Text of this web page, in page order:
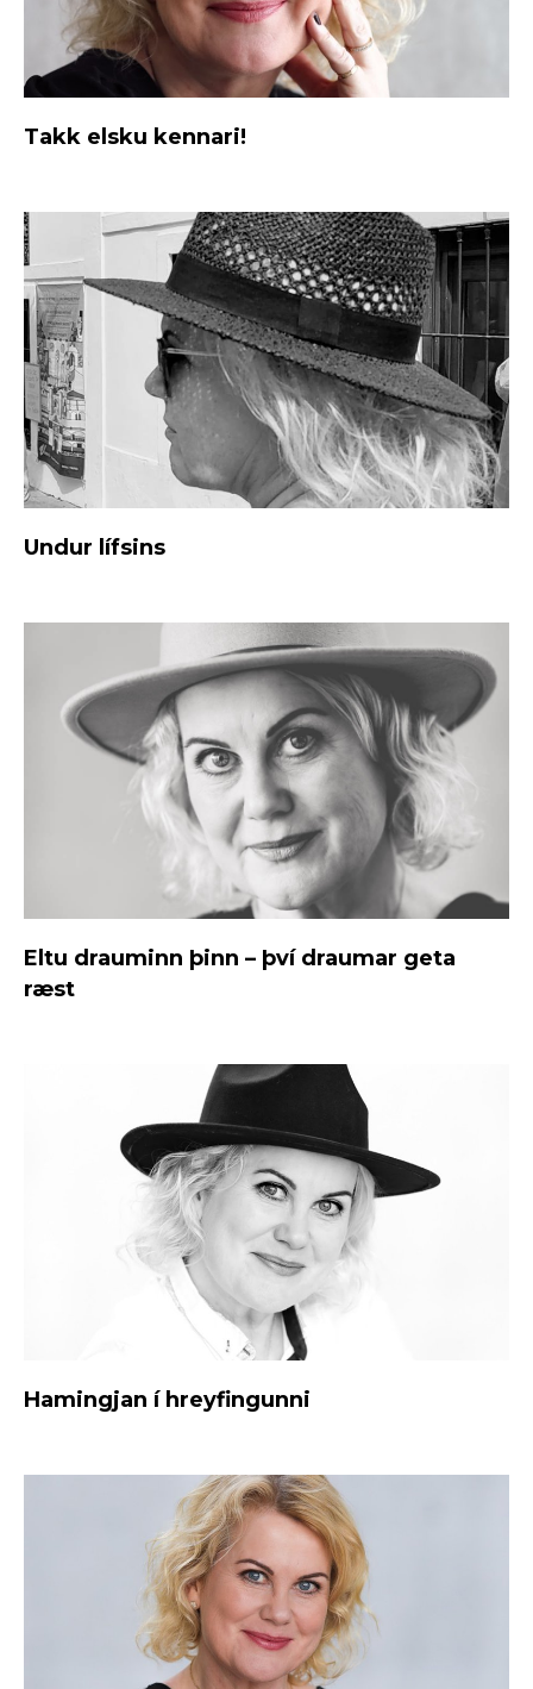
Takk elsku kennari!
Undur lífsins
Eltu drauminn þinn – því draumar geta
ræst
Hamingjan í hreyfingunni